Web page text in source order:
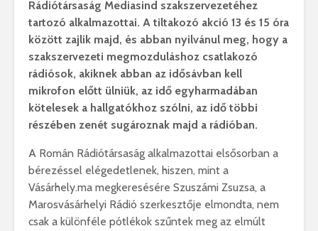
Rádiótársaság Mediasind szakszervezetéhez
tartozó alkalmazottai. A tiltakozó akció 13 és 15 óra
között zajlik majd, és abban nyilvánul meg, hogy a
szakszervezeti megmozduláshoz csatlakozó
rádiósok, akiknek abban az idősávban kell
mikrofon előtt ülniük, az idő egyharmadában
kötelesek a hallgatókhoz szólni, az idő többi
részében zenét sugároznak majd a rádióban.
A Román Rádiótársaság alkalmazottai elsősorban a
bérezéssel elégedetlenek, hiszen, mint a
Vásárhely.ma megkeresésére Szuszámi Zsuzsa, a
Marosvásárhelyi Rádió szerkesztője elmondta, nem
csak a különféle pótlékok szűntek meg az elmúlt